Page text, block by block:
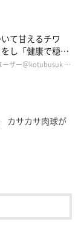
。これは人も同
て甘えるチワ
し「健康で穏や
い」と願う
ーザー＠kotubusuk …
カサカサ肉球が